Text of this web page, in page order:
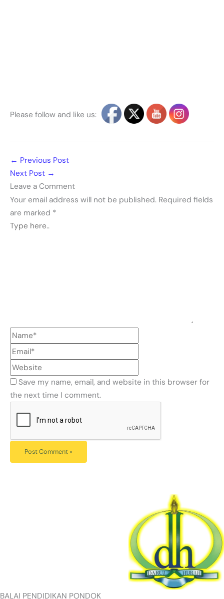
Please follow and like us:
← Previous Post
Next Post →
Leave a Comment
Your email address will not be published. Required fields
are marked *
Save my name, email, and website in this browser for
the next time I comment.
BALAI PENDIDIKAN PONDOK